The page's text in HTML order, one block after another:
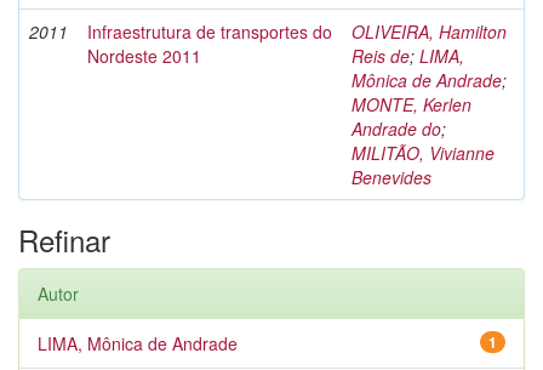
2011
Infraestrutura de transportes do
Nordeste 2011
OLIVEIRA, Hamilton
Reis de; LIMA,
Mônica de Andrade;
MONTE, Kerlen
Andrade do;
MILITÃO, Vivianne
Benevides
Refinar
Autor
1
LIMA, Mônica de Andrade